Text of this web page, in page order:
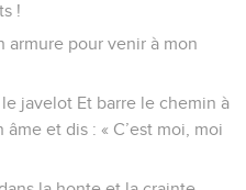
!
armure pour venir à mon
javelot Et barre le chemin à
et dis : « C’est moi, moi